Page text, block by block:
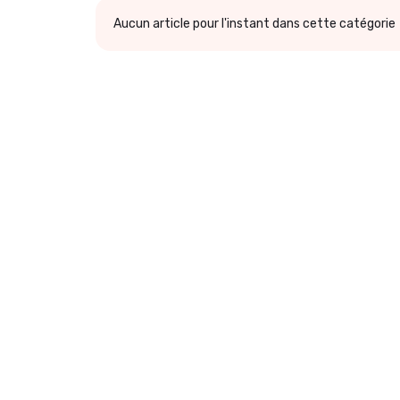
Aucun article pour l'instant dans cette catégorie